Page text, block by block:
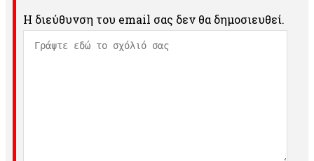
Η διεύθυνση του email σας δεν θα δημοσιευθεί.